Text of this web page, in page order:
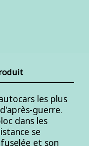
les plus
guerre.
dans les
se
et son